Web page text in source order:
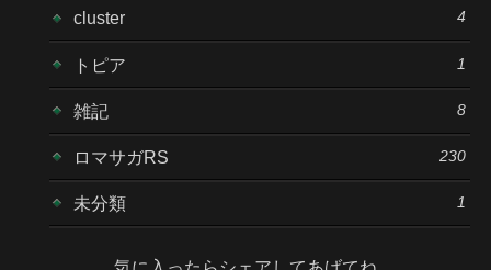
cluster 4
トピア 1
雑記 8
ロマサガRS 230
未分類 1